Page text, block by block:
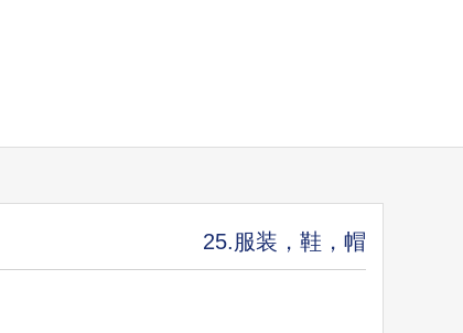
25.服装，鞋，帽